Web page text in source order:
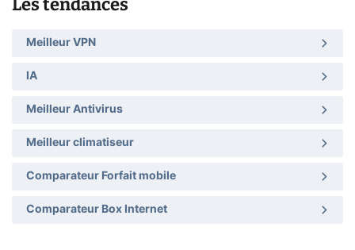
Meilleur VPN
IA
Meilleur Antivirus
Meilleur climatiseur
Comparateur Forfait mobile
Comparateur Box Internet